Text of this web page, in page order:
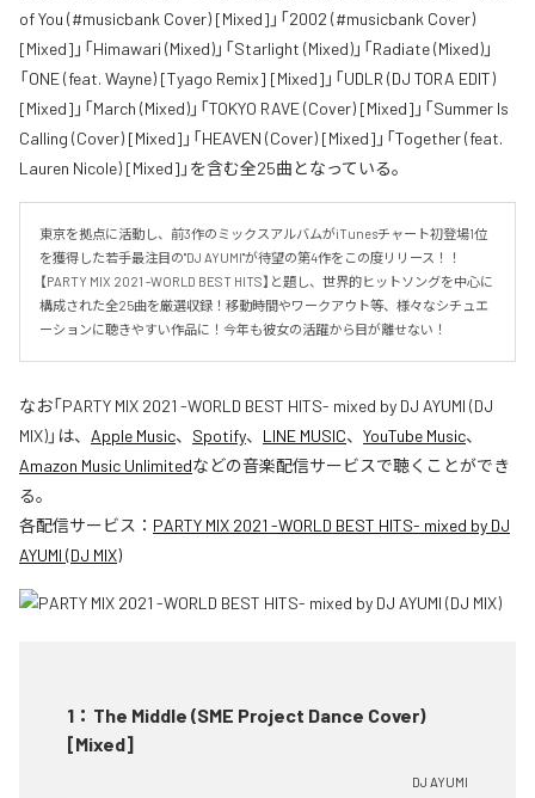
of You (#musicbank Cover) [Mixed]」「2002 (#musicbank Cover)
[Mixed]」「Himawari (Mixed)」「Starlight (Mixed)」「Radiate (Mixed)」
「ONE (feat. Wayne) [Tyago Remix] [Mixed]」「UDLR (DJ TORA EDIT)
[Mixed]」「March (Mixed)」「TOKYO RAVE (Cover) [Mixed]」「Summer Is
Calling (Cover) [Mixed]」「HEAVEN (Cover) [Mixed]」「Together (feat.
Lauren Nicole) [Mixed]」を含む全25曲となっている。
東京を拠点に活動し、前3作のミックスアルバムがiTunesチャート初登場1位
を獲得した若手最注目の''DJ AYUMI''が待望の第4作をこの度リリース！！
【PARTY MIX 2021 -WORLD BEST HITS】と題し、世界的ヒットソングを中心に
構成された全25曲を厳選収録！移動時間やワークアウト等、様々なシチュエ
ーションに聴きやすい作品に！今年も彼女の活躍から目が離せない！
なお「PARTY MIX 2021 -WORLD BEST HITS- mixed by DJ AYUMI (DJ
MIX)」は、 Apple Music、 Spotify、 LINE MUSIC、 YouTube Music、
Amazon Music Unlimitedなどの音楽配信サービスで聴くことができ
る。
各配信サービス： PARTY MIX 2021 -WORLD BEST HITS- mixed by DJ
AYUMI (DJ MIX)
1 ： The Middle (SME Project Dance Cover)
[Mixed]
DJ AYUMI